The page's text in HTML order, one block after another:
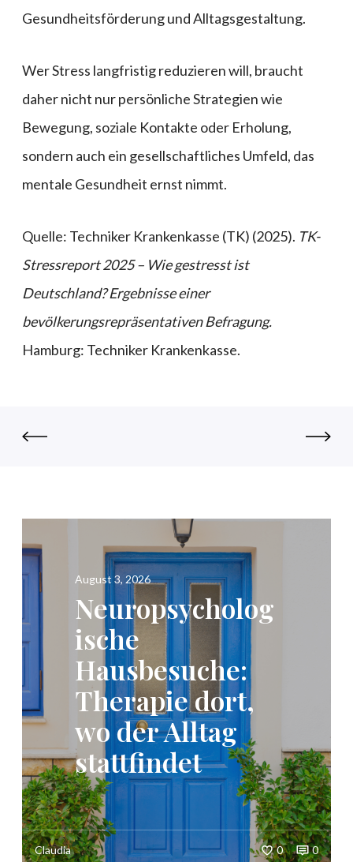
Gesundheitsförderung und Alltagsgestaltung.
Wer Stress langfristig reduzieren will, braucht
daher nicht nur persönliche Strategien wie
Bewegung, soziale Kontakte oder Erholung,
sondern auch ein gesellschaftliches Umfeld, das
mentale Gesundheit ernst nimmt.
Quelle: Techniker Krankenkasse (TK) (2025). TK-
Stressreport 2025 – Wie gestresst ist
Deutschland? Ergebnisse einer
bevölkerungsrepräsentativen Befragung.
Hamburg: Techniker Krankenkasse.
August 3, 2026
Neuropsycholog
ische
Hausbesuche:
Therapie dort,
wo der Alltag
stattfindet
Claudia 0 0